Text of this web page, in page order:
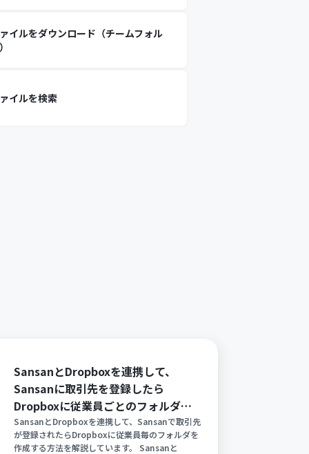
イルをダウンロード（チームフォル
イルを検索
SansanとDropboxを連携して、
Sansanに取引先を登録したら
Dropboxに従業員ごとのフォルダを
自動で作成する方法
SansanとDropboxを連携して、Sansanで取引先
が登録されたらDropboxに従業員毎のフォルダを
作成する方法を解説しています。 Sansanと